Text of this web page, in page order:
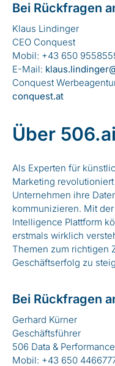
Bei Rückfragen
Klaus Lindinger
CEO Conquest
Mobil: +43 650
E-Mail:
Conquest
conquest.at
Über 506.ai
Als Experten für
Marketing
Unternehmen ihre
kommunizieren. Mit
Intelligence Plattform
erstmals wirklich
Themen zum richtigen
Geschäftserfolg zu
Bei Rückfragen
Gerhard Kürner
Geschäftsführer
506 Data &
Mobil: +43 650